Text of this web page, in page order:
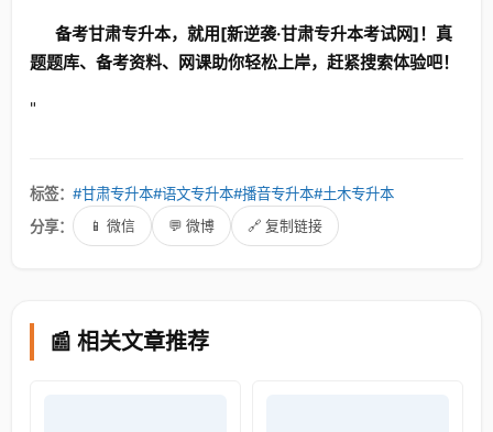
备考甘肃专升本，就用[新逆袭·甘肃专升本考试网]！真
题题库、备考资料、网课助你轻松上岸，赶紧搜索体验吧！
"
标签： #甘肃专升本#语文专升本#播音专升本#土木专升本
分享：
📱 微信 💬 微博 🔗 复制链接
📰 相关文章推荐